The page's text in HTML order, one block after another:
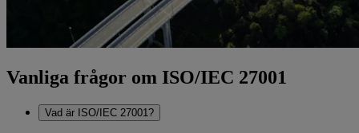
Vanliga frågor om ISO/IEC 27001
Vad är ISO/IEC 27001?